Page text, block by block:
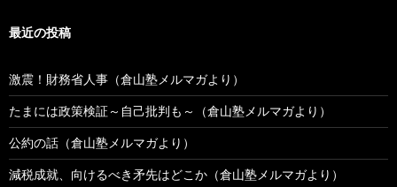
最近の投稿
激震！財務省人事（倉山塾メルマガより）
たまには政策検証～自己批判も～（倉山塾メルマガより）
公約の話（倉山塾メルマガより）
減税成就、向けるべき矛先はどこか（倉山塾メルマガより）